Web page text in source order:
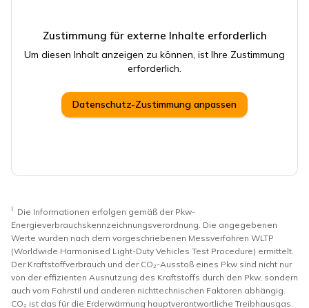
Zustimmung für externe Inhalte erforderlich
Um diesen Inhalt anzeigen zu können, ist Ihre Zustimmung
erforderlich.
Datenschutz-Zustimmung anpassen
I. Die Informationen erfolgen gemäß der Pkw-
Energieverbrauchskennzeichnungsverordnung. Die angegebenen
Werte wurden nach dem vorgeschriebenen Messverfahren WLTP
(Worldwide Harmonised Light-Duty Vehicles Test Procedure) ermittelt.
Der Kraftstoffverbrauch und der CO₂-Ausstoß eines Pkw sind nicht nur
von der effizienten Ausnutzung des Kraftstoffs durch den Pkw, sondern
auch vom Fahrstil und anderen nichttechnischen Faktoren abhängig.
CO₂ ist das für die Erderwärmung hauptverantwortliche Treibhausgas.